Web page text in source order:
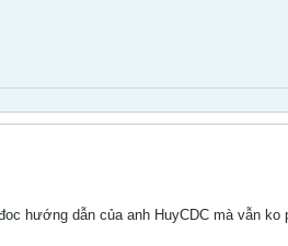
hướng dẫn của anh HuyCDC mà vẫn